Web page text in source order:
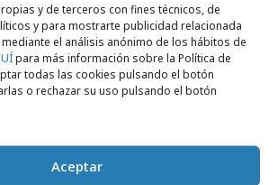
y de terceros con fines técnicos, de
y para mostrarte publicidad relacionada
el análisis anónimo de los hábitos de
para más información sobre la Política de
todas las cookies pulsando el botón
o rechazar su uso pulsando el botón
Aceptar
protagoniza la nueva